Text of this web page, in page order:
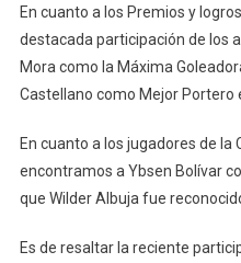
En cuanto a los Premios y
destacada participación de los
Mora como la Máxima
Castellano como Mejor Portero
En cuanto a los jugadores de
encontramos a Ybsen Bolívar
que Wilder Albuja fue
Es de resaltar la reciente